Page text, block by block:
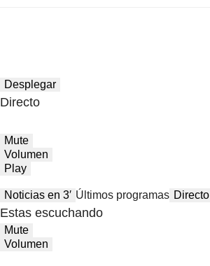
Desplegar
Directo
Mute
Volumen
Play
Noticias en 3′ Últimos programas Directo
Estas escuchando
Mute
Volumen